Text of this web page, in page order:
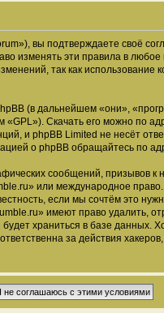
вы подтверждаете своё
изменять эти правила в
так как
(в дальнейшем «они»,
«GPL»). Скачать его можно по
и phpBB Limited не несёт
о phpBB обращайтесь по
сообщений, призывов
или международное
если мы сочтём это
имеют право удалить,
храниться в базе данных.
за действия